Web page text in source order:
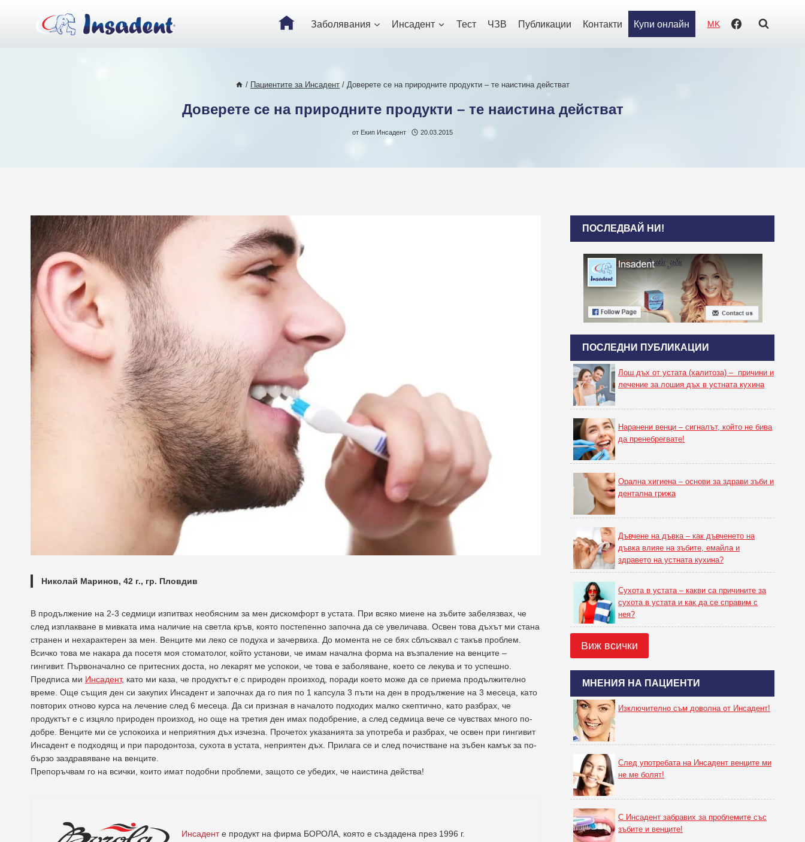
съдържанието
Заболявания Инсадент Тест ЧЗВ Публикации Контакти Купи онлайн MK
/ Пациентите за Инсадент / Доверете се на природните продукти – те наистина действат
Доверете се на природните продукти – те наистина действат
от Екип Инсадент 20.03.2015
Николай Маринов, 42 г., гр. Пловдив
В продължение на 2-3 седмици изпитвах необясним за мен дискомфорт в устата. При всяко миене на зъбите забелязвах, че
след изплакване в мивката има наличие на светла кръв, която постепенно започна да се увеличава. Освен това дъхът ми стана
странен и нехарактерен за мен. Венците ми леко се подуха и зачервиха. До момента не се бях сблъсквал с такъв проблем.
Всичко това ме накара да посетя моя стоматолог, който установи, че имам начална форма на възпаление на венците –
гингивит. Първоначално се притесних доста, но лекарят ме успокои, че това е заболяване, което се лекува и то успешно.
Предписа ми Инсадент, като ми каза, че продуктът е с природен произход, поради което може да се приема продължително
време. Още същия ден си закупих Инсадент и започнах да го пия по 1 капсула 3 пъти на ден в продължение на 3 месеца, като
повторих отново курса на лечение след 6 месеца. Да си призная в началото подходих малко скептично, като разбрах, че
продуктът е с изцяло природен произход, но още на третия ден имах подобрение, а след седмица вече се чувствах много по-
добре. Венците ми се успокоиха и неприятния дъх изчезна. Прочетох указанията за употреба и разбрах, че освен при гингивит
Инсадент е подходящ и при пародонтоза, сухота в устата, неприятен дъх. Прилага се и след почистване на зъбен камък за по-
бързо заздравяване на венците.
Препоръчвам го на всички, които имат подобни проблеми, защото се убедих, че наистина действа!
Инсаденте продукт на фирма БОРОЛА, която е създадена през 1996 г.
ПОСЛЕДВАЙ НИ!
ПОСЛЕДНИ ПУБЛИКАЦИИ
Лош дъх от устата (халитоза) – причини и
лечение за лошия дъх в устната кухина
Наранени венци – сигналът, който не бива
да пренебрегвате!
Орална хигиена – основи за здрави зъби и
дентална грижа
Дъвчене на дъвка – как дъвченето на
дъвка влияе на зъбите, емайла и
здравето на устната кухина?
Сухота в устата – какви са причините за
сухота в устата и как да се справим с
нея?
Виж всички
МНЕНИЯ НА ПАЦИЕНТИ
Изключително съм доволна от Инсадент!
След употребата на Инсадент венците ми
не ме болят!
С Инсадент забравих за проблемите със
зъбите и венците!